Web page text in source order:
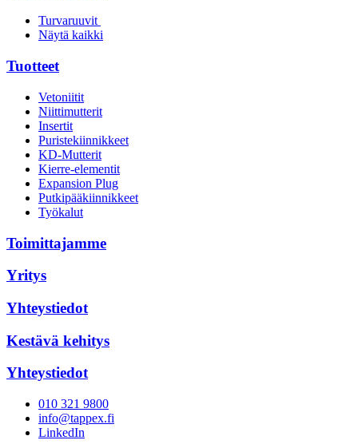
Turvaruuvit
Näytä kaikki
Tuotteet
Vetoniitit
Niittimutterit
Insertit
Puristekiinnikkeet
KD-Mutterit
Kierre-elementit
Expansion Plug
Putkipääkiinnikkeet
Työkalut
Toimittajamme
Yritys
Yhteystiedot
Kestävä kehitys
Yhteystiedot
010 321 9800
info@tappex.fi
LinkedIn